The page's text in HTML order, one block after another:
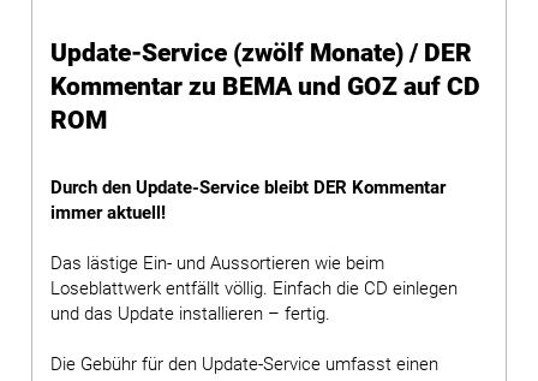
Update-Service (zwölf Monate) / DER
Kommentar zu BEMA und GOZ auf CD
ROM
Durch den Update-Service bleibt DER Kommentar
immer aktuell!
Das lästige Ein- und Aussortieren wie beim
Loseblattwerk entfällt völlig. Einfach die CD einlegen
und das Update installieren – fertig.
Die Gebühr für den Update-Service umfasst einen